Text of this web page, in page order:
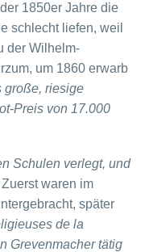
1850er Jahre die
schlecht liefen, weil
der Wilhelm-
um 1860 erwarb
große, riesige
Preis von 17.000
Schulen verlegt, und
waren im
später
de la
Grevenmacher tätig